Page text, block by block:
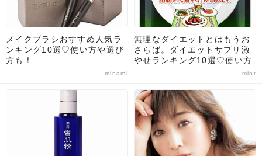
メイクブラシおすすめ人気ラ
ンキング10選♡使い方や選び
方も！
minami
無理なダイエットとはもうお
さらば。ダイエットサプリ激
やせランキング10選♡使い方
や選び方のポイントも解説！
mint